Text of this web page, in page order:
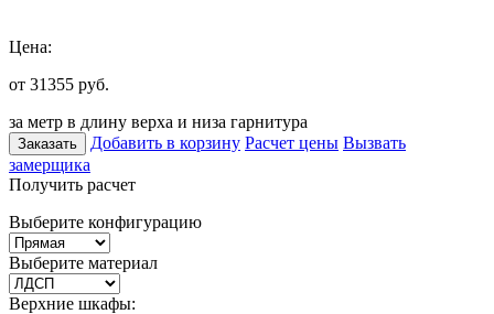
Цена:
от 31355 руб.
за метр в длину верха и низа гарнитура
Заказать Добавить в корзину Расчет цены Вызвать
замерщика
Получить расчет
Выберите конфигурацию
Выберите материал
Верхние шкафы: